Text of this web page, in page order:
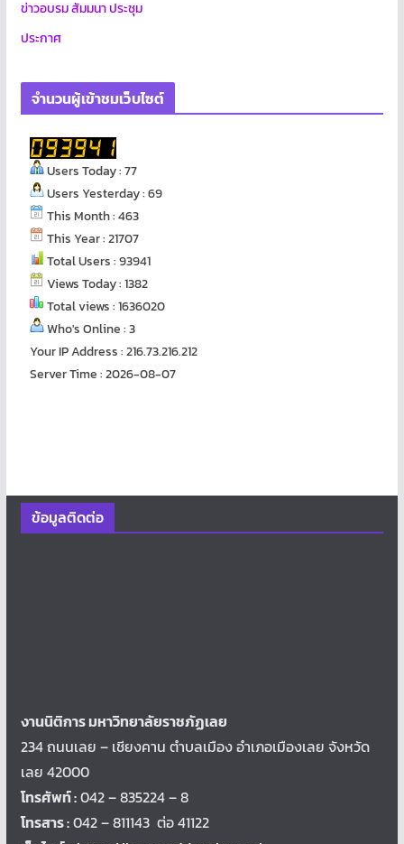
ข่าวอบรม สัมมนา ประชุม
ประกาศ
จำนวนผู้เข้าชมเว็บไซต์
Users Today : 77
Users Yesterday : 69
This Month : 463
This Year : 21707
Total Users : 93941
Views Today : 1382
Total views : 1636020
Who's Online : 3
Your IP Address : 216.73.216.212
Server Time : 2026-08-07
ข้อมูลติดต่อ
งานนิติการ มหาวิทยาลัยราชภัฏเลย
234 ถนนเลย – เชียงคาน ตำบลเมือง อำเภอเมืองเลย จังหวัด
เลย 42000
โทรศัพท์ :042 – 835224 – 8
โทรสาร :042 – 811143 ต่อ 41122